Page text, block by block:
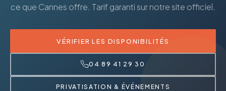
ce que Cannes offre. Tarif garanti sur notre site officiel.
VÉRIFIER LES DISPONIBILITÉS
04 89 41 29 30
PRIVATISATION & ÉVÉNEMENTS